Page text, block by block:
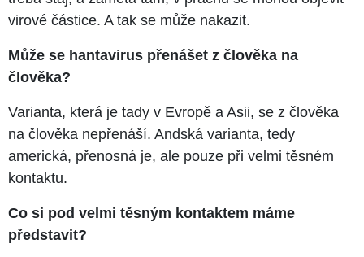
virové částice. A tak se může nakazit.
Může se hantavirus přenášet z člověka na
člověka?
Varianta, která je tady v Evropě a Asii, se z člověka
na člověka nepřenáší. Andská varianta, tedy
americká, přenosná je, ale pouze při velmi těsném
kontaktu.
Co si pod velmi těsným kontaktem máme
představit?